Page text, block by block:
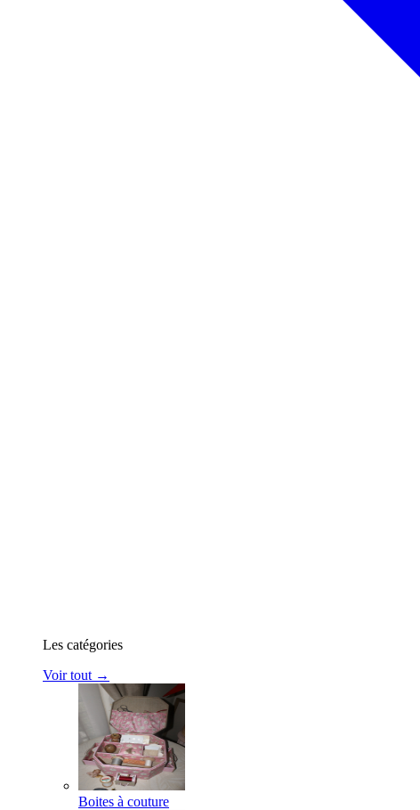
Les catégories
Voir tout →
Boites à couture